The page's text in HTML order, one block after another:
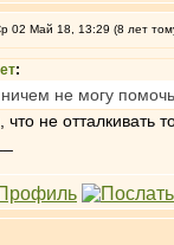
02 Май 18, 13:29 (8 лет
:
не могу
не отталкивать